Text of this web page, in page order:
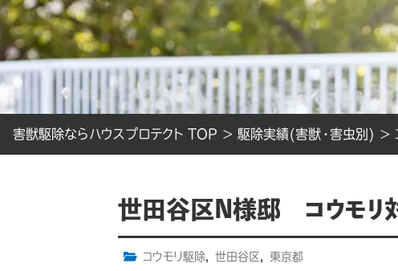
害獣駆除ならハウスプロテクト TOP > 駆除実績(害獣・害虫別) >
世田谷区N様邸 コウモリ
コウモリ駆除, 世田谷区 ,
東京都